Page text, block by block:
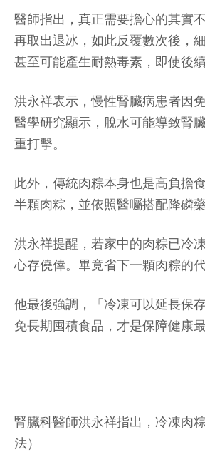
醫師指出，真正需要擔心的其實
再取出退冰，如此反覆數次後，
甚至可能產生耐熱毒素，即使後
洪永祥表示，慢性腎臟病患者因
醫學研究顯示，脫水可能導致腎
重打擊。
此外，傳統肉粽本身也是高負擔
半顆肉粽，並依照醫囑搭配降磷
洪永祥提醒，若家中的肉粽已冷
心存僥倖。畢竟省下一顆肉粽的
他最後強調，「冷凍可以延長保
免長期囤積食品，才是保障健康最
腎臟科醫師洪永祥指出，冷凍肉
法）